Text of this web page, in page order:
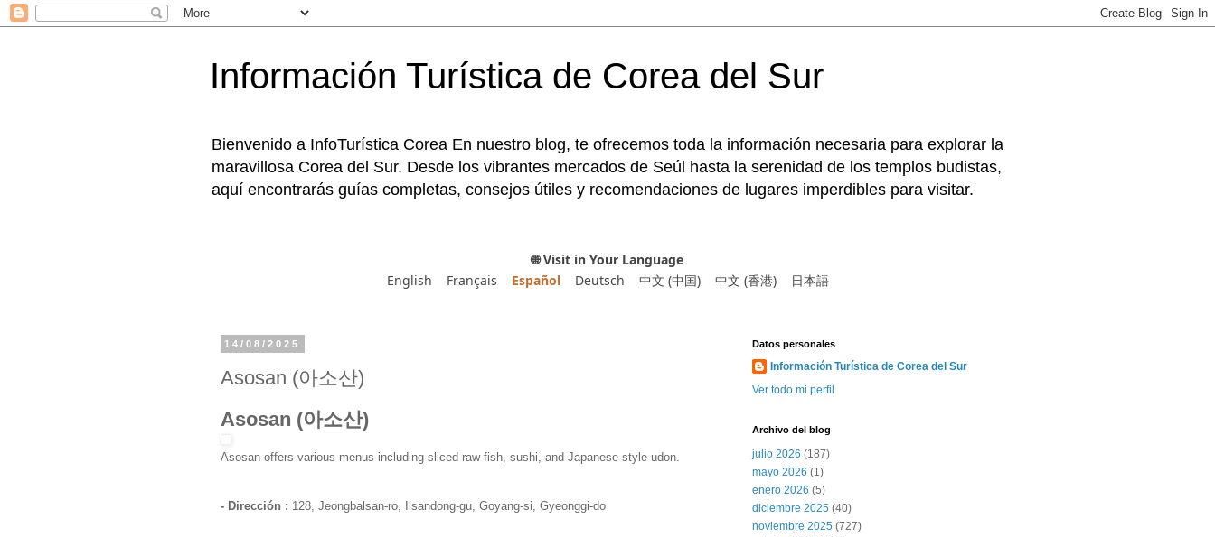
Información Turística de Corea del Sur
Bienvenido a InfoTurística Corea En nuestro blog, te ofrecemos toda la información necesaria para explorar la
maravillosa Corea del Sur. Desde los vibrantes mercados de Seúl hasta la serenidad de los templos budistas,
aquí encontrarás guías completas, consejos útiles y recomendaciones de lugares imperdibles para visitar.
🌐 Visit in Your Language
English
Français Español Deutsch 中文 (中国) 中文 (香港) 日本語
14/08/2025
Asosan (아소산)
Asosan (아소산)
Asosan offers various menus including sliced raw fish, sushi, and Japanese-style udon.
- Dirección : 128, Jeongbalsan-ro, Ilsandong-gu, Goyang-si, Gyeonggi-do
Datos personales
Información Turística de Corea del Sur
Ver todo mi perfil
Archivo del blog
julio 2026 (187)
mayo 2026 (1)
enero 2026 (5)
diciembre 2025 (40)
noviembre 2025 (727)